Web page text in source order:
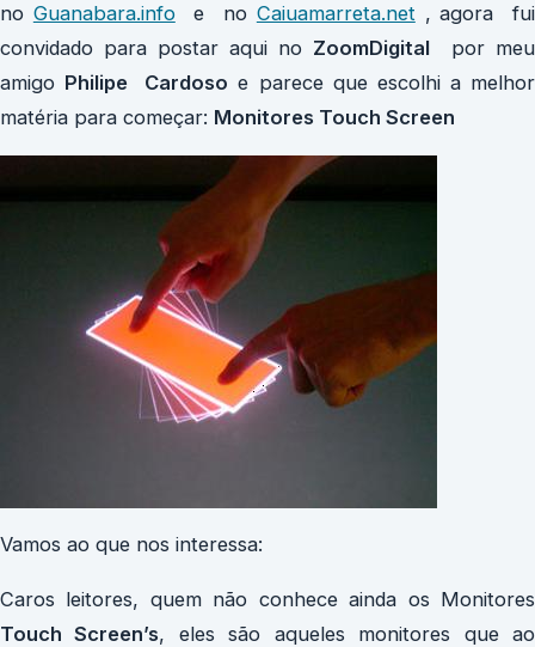
no Guanabara.infoe no Caiuamarreta.net, agora fui
convidado para postar aqui no ZoomDigital por meu
amigo Philipe Cardoso e parece que escolhi a melhor
matéria para começar: Monitores Touch Screen
Vamos ao que nos interessa:
Caros leitores, quem não conhece ainda os Monitores
Touch Screen’s, eles são aqueles monitores que ao